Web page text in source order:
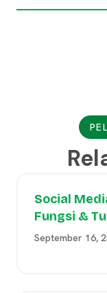
Social
Fungsi &
September 16,